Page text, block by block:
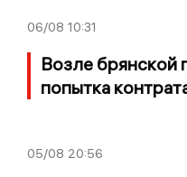
06/08 10:31
Возле брянской
попытка
05/08 20:56